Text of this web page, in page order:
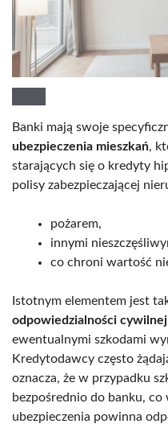
Banki mają swoje
ubezpieczenia mieszkań,
starających się o kredyty
polisy zabezpieczającej
pożarem,
innymi
co chroni wartość
Istotnym elementem jest
odpowiedzialności cywilnej
ewentualnymi szkodami
Kredytodawcy często
oznacza, że w przypadku
bezpośrednio do banku, co
ubezpieczenia powinna